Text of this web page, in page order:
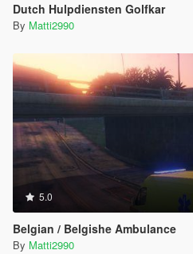
Dutch Hulpdiensten Golfkar
By Matti2990
5.0
Belgian / Belgishe Ambulance
By Matti2990